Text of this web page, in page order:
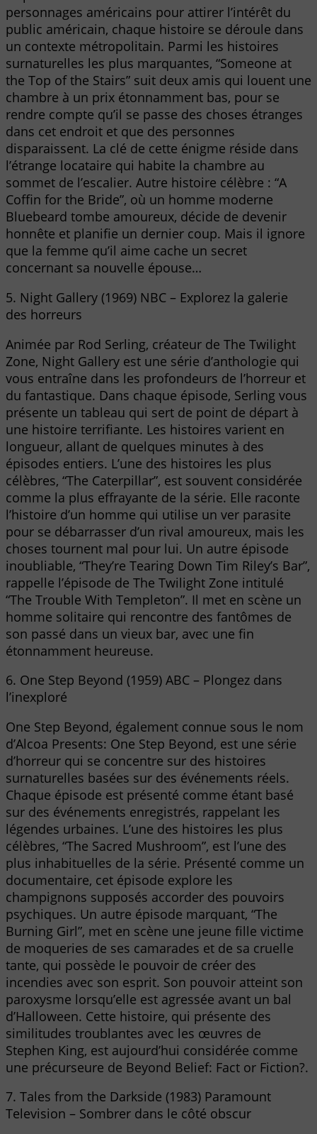
personnages américains pour attirer l’intérêt du
public américain, chaque histoire se déroule dans
un contexte métropolitain. Parmi les histoires
surnaturelles les plus marquantes, “Someone at
the Top of the Stairs” suit deux amis qui louent une
chambre à un prix étonnamment bas, pour se
rendre compte qu’il se passe des choses étranges
dans cet endroit et que des personnes
disparaissent. La clé de cette énigme réside dans
l’étrange locataire qui habite la chambre au
sommet de l’escalier. Autre histoire célèbre : “A
Coffin for the Bride”, où un homme moderne
Bluebeard tombe amoureux, décide de devenir
honnête et planifie un dernier coup. Mais il ignore
que la femme qu’il aime cache un secret
concernant sa nouvelle épouse…
5. Night Gallery (1969) NBC – Explorez la galerie
des horreurs
Animée par Rod Serling, créateur de The Twilight
Zone, Night Gallery est une série d’anthologie qui
vous entraîne dans les profondeurs de l’horreur et
du fantastique. Dans chaque épisode, Serling vous
présente un tableau qui sert de point de départ à
une histoire terrifiante. Les histoires varient en
longueur, allant de quelques minutes à des
épisodes entiers. L’une des histoires les plus
célèbres, “The Caterpillar”, est souvent considérée
comme la plus effrayante de la série. Elle raconte
l’histoire d’un homme qui utilise un ver parasite
pour se débarrasser d’un rival amoureux, mais les
choses tournent mal pour lui. Un autre épisode
inoubliable, “They’re Tearing Down Tim Riley’s Bar”,
rappelle l’épisode de The Twilight Zone intitulé
“The Trouble With Templeton”. Il met en scène un
homme solitaire qui rencontre des fantômes de
son passé dans un vieux bar, avec une fin
étonnamment heureuse.
6. One Step Beyond (1959) ABC – Plongez dans
l’inexploré
One Step Beyond, également connue sous le nom
d’Alcoa Presents: One Step Beyond, est une série
d’horreur qui se concentre sur des histoires
surnaturelles basées sur des événements réels.
Chaque épisode est présenté comme étant basé
sur des événements enregistrés, rappelant les
légendes urbaines. L’une des histoires les plus
célèbres, “The Sacred Mushroom”, est l’une des
plus inhabituelles de la série. Présenté comme un
documentaire, cet épisode explore les
champignons supposés accorder des pouvoirs
psychiques. Un autre épisode marquant, “The
Burning Girl”, met en scène une jeune fille victime
de moqueries de ses camarades et de sa cruelle
tante, qui possède le pouvoir de créer des
incendies avec son esprit. Son pouvoir atteint son
paroxysme lorsqu’elle est agressée avant un bal
d’Halloween. Cette histoire, qui présente des
similitudes troublantes avec les œuvres de
Stephen King, est aujourd’hui considérée comme
une précurseure de Beyond Belief: Fact or Fiction?.
7. Tales from the Darkside (1983) Paramount
Television – Sombrer dans le côté obscur